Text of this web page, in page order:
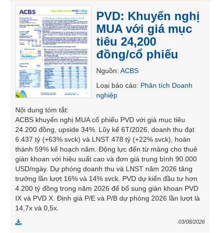
PVD: Khuyến nghị
MUA với giá mục
tiêu 24,200
đồng/cổ phiếu
Nguồn:ACBS
Loại báo cáo: Phân tích Doanh
nghiệp
Nội dung tóm tắt:
ACBS khuyến nghị MUA cổ phiếu PVD với giá mục tiêu
24.200 đồng, upside 34%. Lũy kế 6T/2026, doanh thu đạt
6.437 tỷ (+63% svck) và LNST 478 tỷ (+22% svck), hoàn
thành 59% kế hoạch năm. Động lực đến từ mảng cho thuê
giàn khoan với hiệu suất cao và đơn giá trung bình 90.000
USD/ngày. Dự phóng doanh thu và LNST năm 2026 tăng
trưởng lần lượt 16% và 14% svck. PVD dự kiến đầu tư hơn
4.200 tỷ đồng trong năm 2026 để bổ sung giàn khoan PVD
IX và PVD X. Định giá P/E và P/B dự phóng 2026 lần lượt là
14,7x và 0,5x.
03/08/2026
DÙNG
THIẾT
YẾU
CHĂM
SÓC
SỨC
KHỎE
TÀI
CHÍNH
NGHỆ